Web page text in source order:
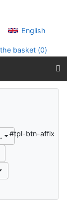
English
basket (0)
#tpl-btn-affix